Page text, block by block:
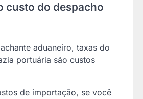
custo do despacho
aduaneiro, taxas do
portuária são custos
de importação, se você